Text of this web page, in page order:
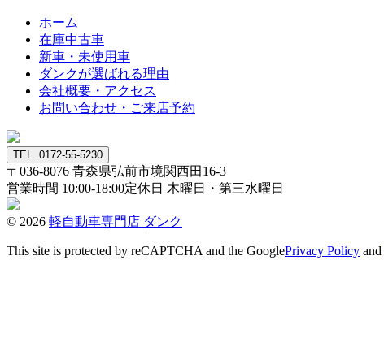
ホーム
在庫中古車
新車・未使用車
ダンクが選ばれる理由
会社概要・アクセス
お問い合わせ・ご来店予約
TEL. 0172-55-5230
〒036-8076 青森県弘前市境関西田16-3
営業時間 10:00-18:00定休日 木曜日・第三水曜日
© 2026 軽自動車専門店 ダンク
This site is protected by reCAPTCHA and the GooglePrivacy Policy and